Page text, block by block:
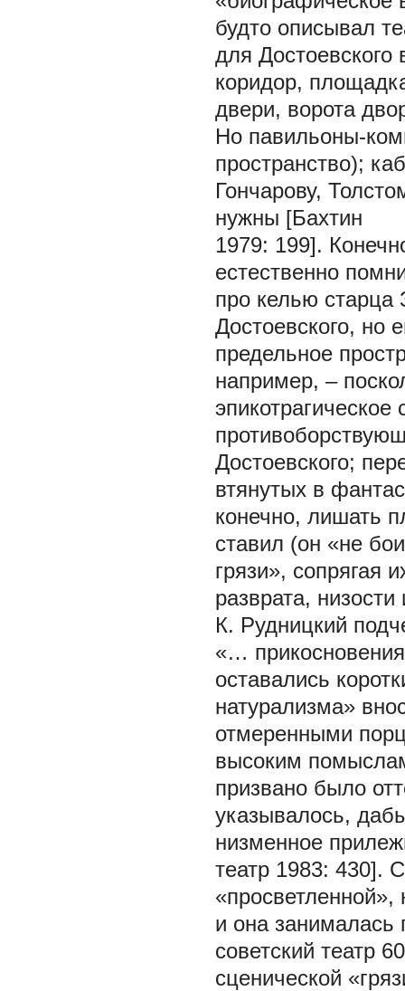
будто описывал
для
коридор,
двери, ворота
Но павильоны-
пространство);
Гончарову,
нужны [Бахтин
1979: 199].
естественно
про келью
Достоевского, но
предельное
например, –
Достоевского;
втянутых в
конечно, лишать
ставил (он «не
грязи», сопрягая
разврата,
К. Рудницкий
«…
оставались
натурализма»
отмеренными
высоким
призвано было
указывалось,
низменное
театр 1983: 430].
и она занималась
советский театр
сценической